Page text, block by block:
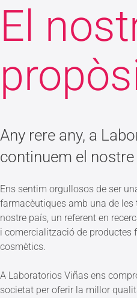
El
Any rere any, a
continuem el
Ens sentim orgullosos de ser
farmacèutiques amb una de
nostre país, un referent en
i comercialització de productes
cosmètics.
A Laboratorios Viñas ens
societat per oferir la millor